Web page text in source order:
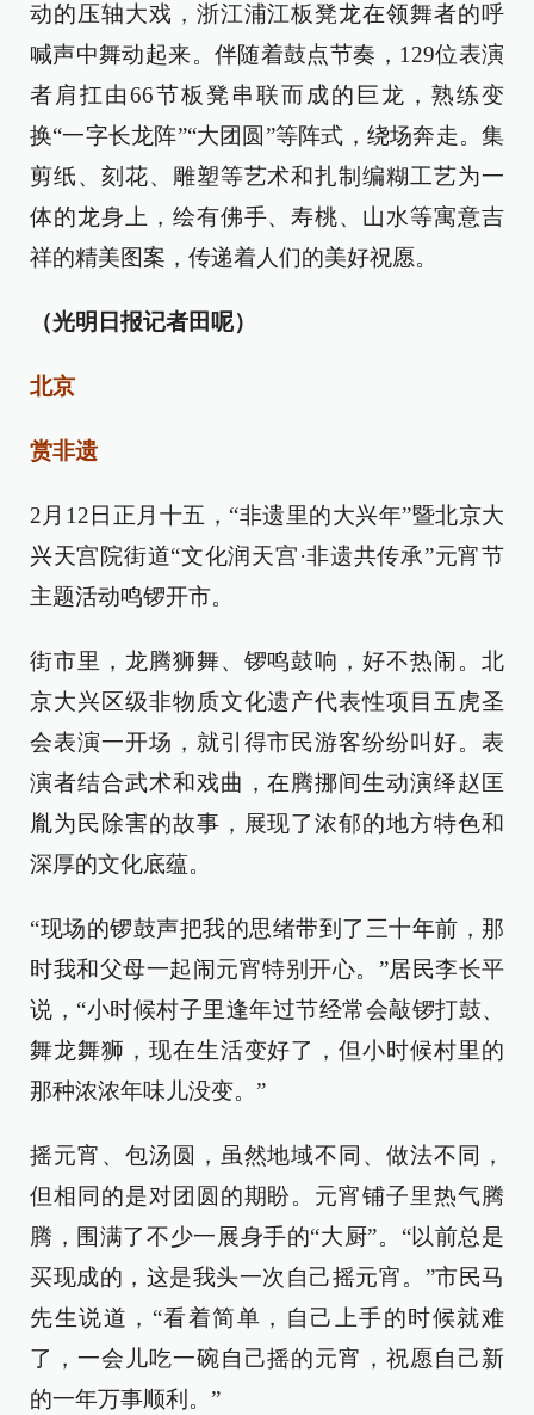
动的压轴大戏，浙江浦江板凳龙在领舞者的呼
喊声中舞动起来。伴随着鼓点节奏，129位表演
者肩扛由66节板凳串联而成的巨龙，熟练变
换“一字长龙阵”“大团圆”等阵式，绕场奔走。集
剪纸、刻花、雕塑等艺术和扎制编糊工艺为一
体的龙身上，绘有佛手、寿桃、山水等寓意吉
祥的精美图案，传递着人们的美好祝愿。
（光明日报记者田呢）
北京
赏非遗
2月12日正月十五，“非遗里的大兴年”暨北京大
兴天宫院街道“文化润天宫·非遗共传承”元宵节
主题活动鸣锣开市。
街市里，龙腾狮舞、锣鸣鼓响，好不热闹。北
京大兴区级非物质文化遗产代表性项目五虎圣
会表演一开场，就引得市民游客纷纷叫好。表
演者结合武术和戏曲，在腾挪间生动演绎赵匡
胤为民除害的故事，展现了浓郁的地方特色和
深厚的文化底蕴。
“现场的锣鼓声把我的思绪带到了三十年前，那
时我和父母一起闹元宵特别开心。”居民李长平
说，“小时候村子里逢年过节经常会敲锣打鼓、
舞龙舞狮，现在生活变好了，但小时候村里的
那种浓浓年味儿没变。”
摇元宵、包汤圆，虽然地域不同、做法不同，
但相同的是对团圆的期盼。元宵铺子里热气腾
腾，围满了不少一展身手的“大厨”。“以前总是
买现成的，这是我头一次自己摇元宵。”市民马
先生说道，“看着简单，自己上手的时候就难
了，一会儿吃一碗自己摇的元宵，祝愿自己新
的一年万事顺利。”